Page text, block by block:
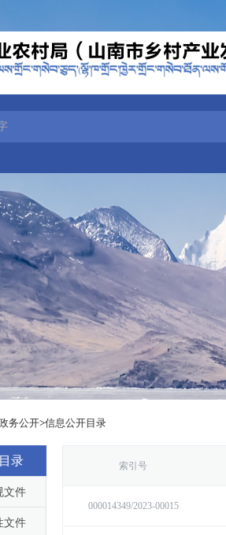
务公开>信息公开目录
录
文件
文件